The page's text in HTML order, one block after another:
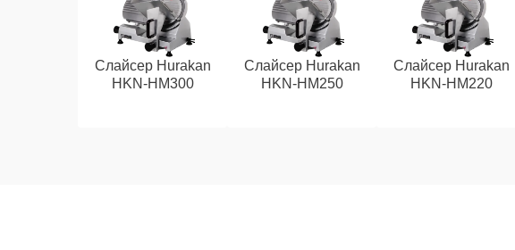
Слайсер Hurakan
HKN-HM300
Слайсер Hurakan
HKN-HM250
Слайсер Hurakan
HKN-HM220